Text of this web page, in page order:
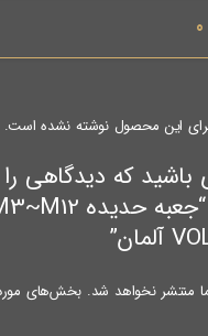
0
این محصول نوشته نشده است.
باشید که دیدگاهی
منتشر نخواهد شد. بخش‌های